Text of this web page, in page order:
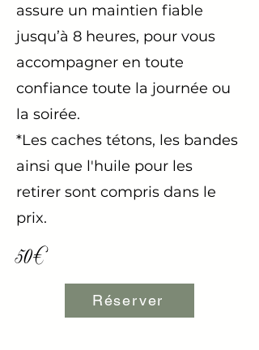
assure un maintien fiable
jusqu’à 8 heures, pour vous
accompagner en toute
confiance toute la journée ou
la soirée.
*Les caches tétons, les bandes
ainsi que l'huile pour les
retirer sont compris dans le
prix.
50€
Réserver